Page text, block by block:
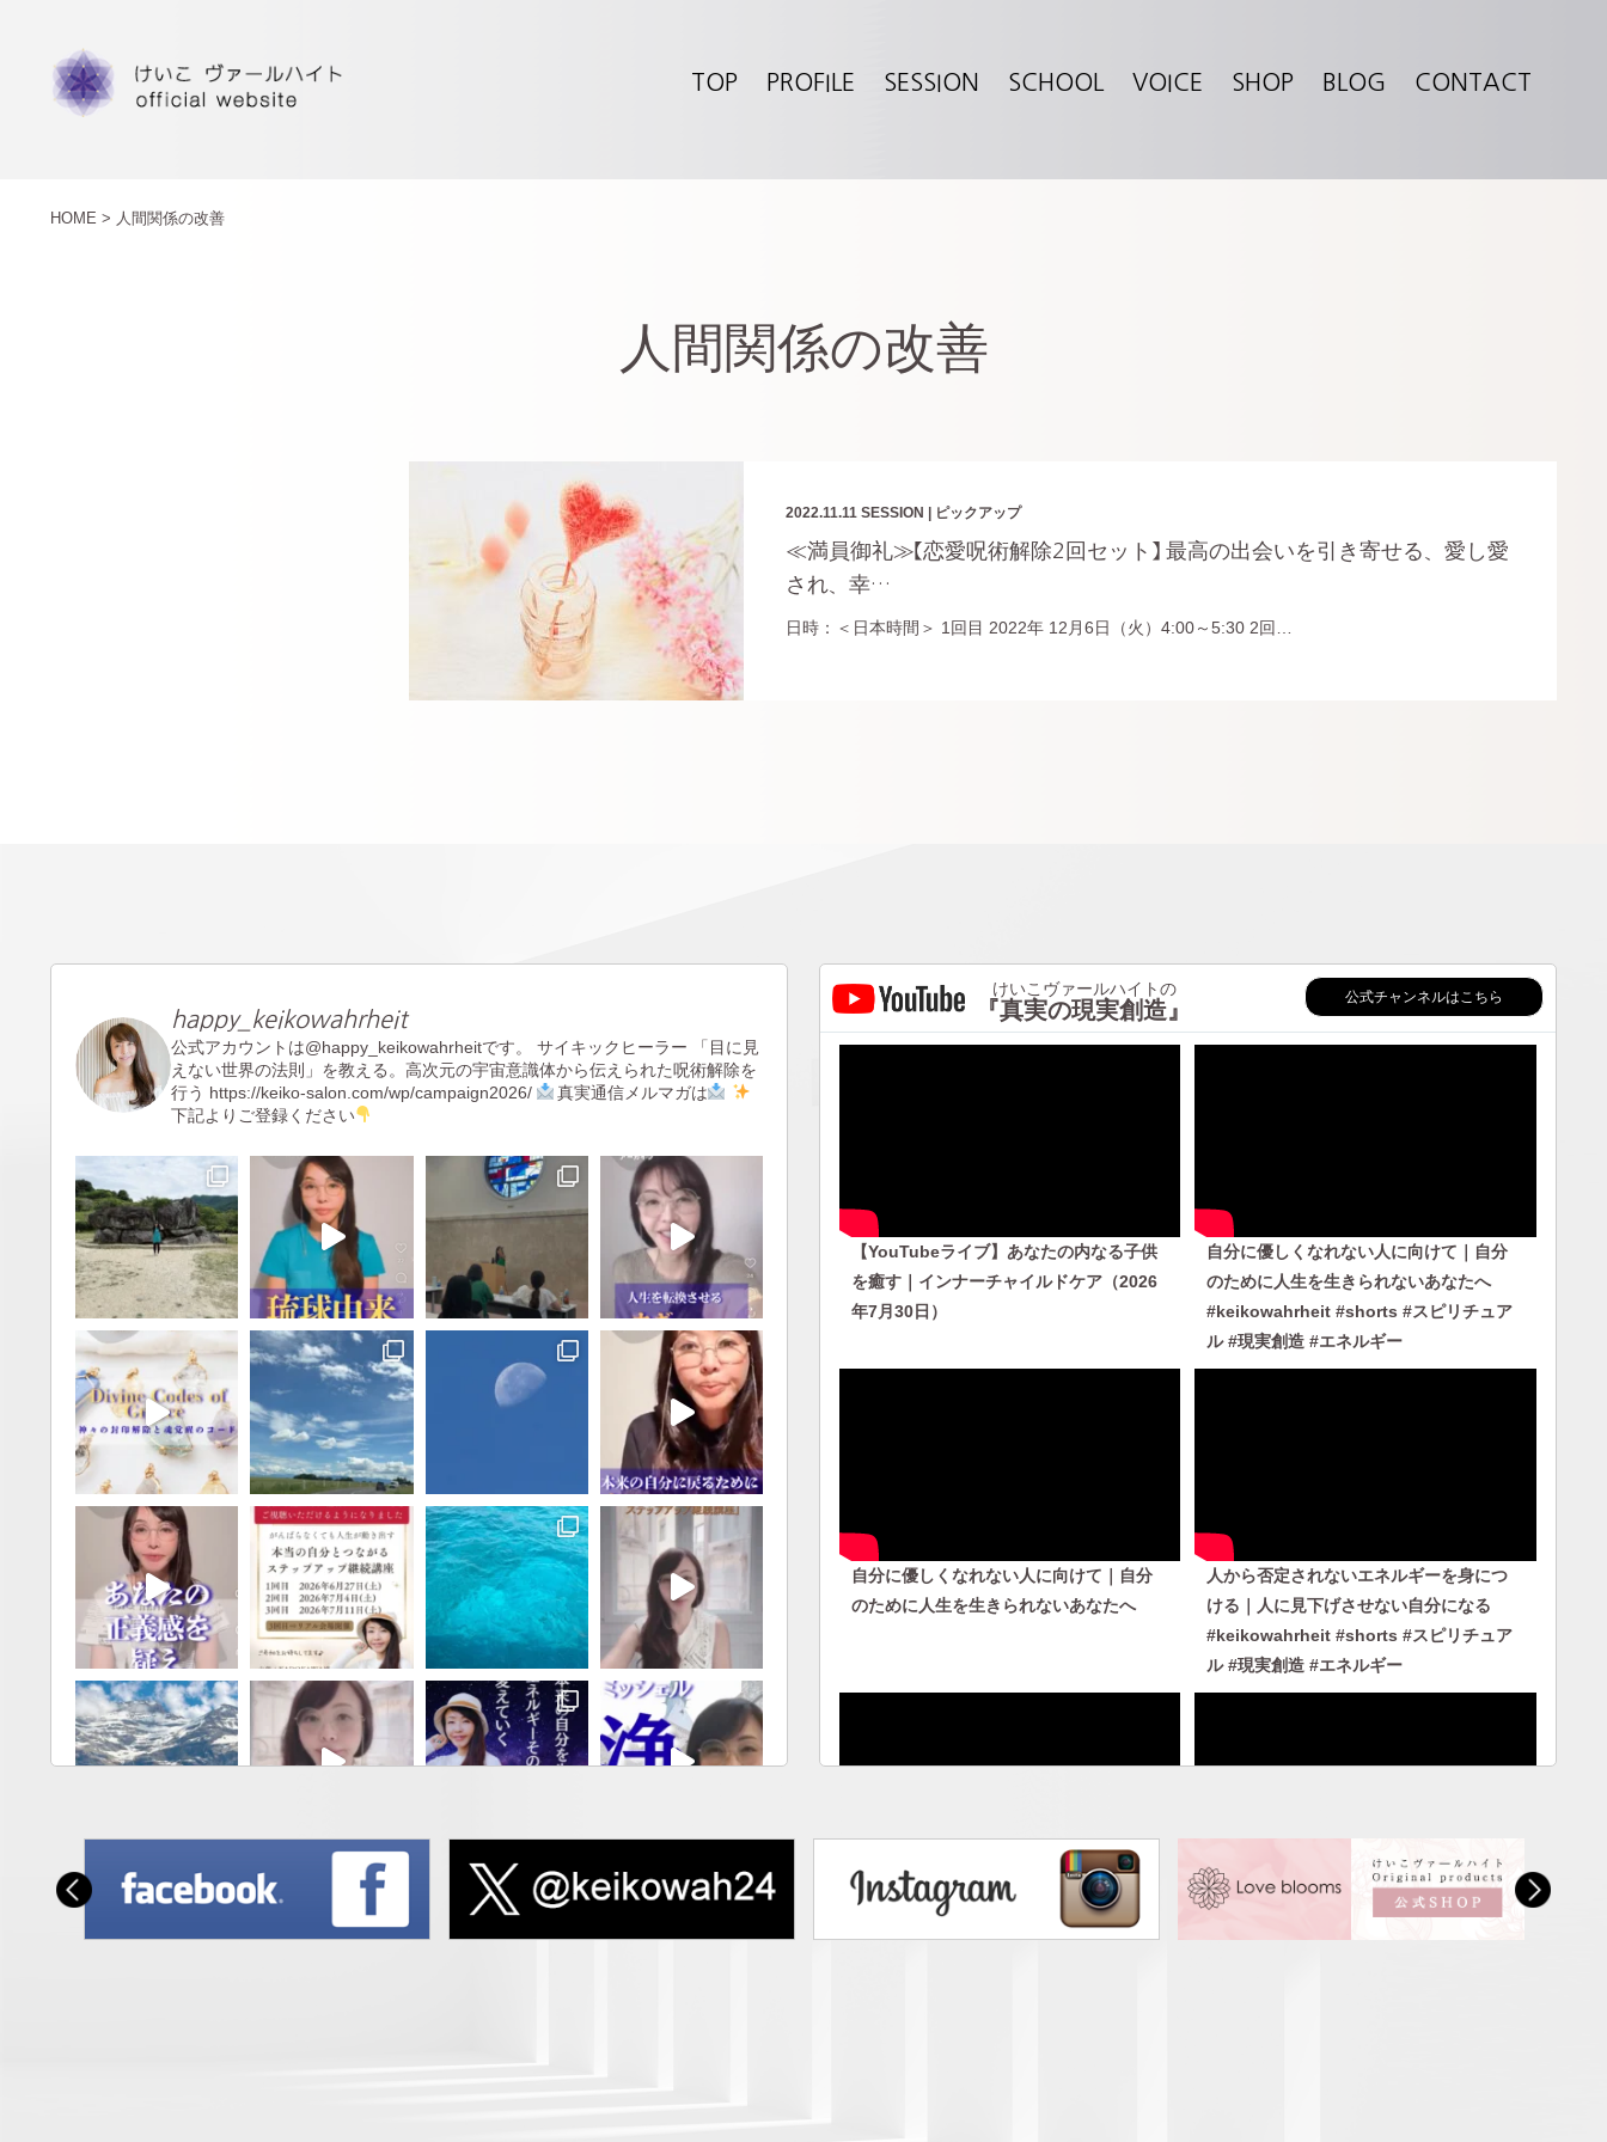
TOP PROFILE SESSION SCHOOL VOICE SHOP BLOG CONTACT
HOME > 人間関係の改善
人間関係の改善
2022.11.11 SESSION | ピックアップ
≪満員御礼≫【恋愛呪術解除2回セット】 最高の出会いを引き寄せる、愛し愛
され、幸…
日時：＜日本時間＞ 1回目 2022年 12月6日（火）4:00～5:30 2回…
happy_keikowahrheit
公式アカウントは@happy_keikowahrheitです。 サイキックヒーラー 「目に見
えない世界の法則」を教える。高次元の宇宙意識体から伝えられた呪術解除を
行う https://keiko-salon.com/wp/campaign2026/
真実通信メルマガは
下記よりご登録ください
けいこヴァールハイトの
『真実の現実創造』 公式チャンネルはこちら
【YouTubeライブ】あなたの内なる子供
を癒す｜インナーチャイルドケア（2026
年7月30日）
自分に優しくなれない人に向けて｜自分
のために人生を生きられないあなたへ
#keikowahrheit #shorts #スピリチュア
ル #現実創造 #エネルギー
自分に優しくなれない人に向けて｜自分
のために人生を生きられないあなたへ
人から否定されないエネルギーを身につ
ける｜人に見下げさせない自分になる
#keikowahrheit #shorts #スピリチュア
ル #現実創造 #エネルギー
人から否定されないエネルギーを身につ
ける｜人に見下げさせない自分になる
【私のヘミシンク体験】フォーカス10〜